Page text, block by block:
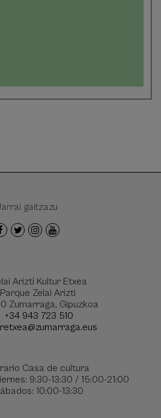
Arizti Kultur Etxea
Parque Zelai Arizti
Zumarraga, Gipuzkoa
+34 943 723 510
Casa de cultura
9:30-13:30 / 15:00-21:00
10:00-13:30
gaitzazu